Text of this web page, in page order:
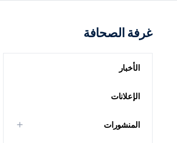
غرفة الصحافة
الأخبار
الإعلانات
المنشورات